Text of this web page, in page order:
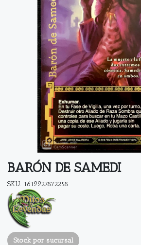
BARÓN DE SAMEDI
SKU: 1619927872258
Stock por sucursal